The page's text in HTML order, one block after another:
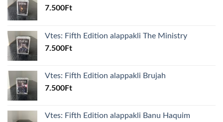
7.500Ft
Vtes: Fifth Edition alappakli The Ministry
7.500Ft
Vtes: Fifth Edition alappakli Brujah
7.500Ft
Vtes: Fifth Edition alappakli Banu Haquim